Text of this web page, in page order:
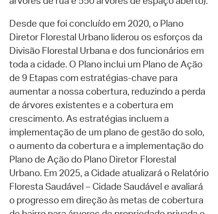
Desde que foi concluído em 2020, o Plano
Diretor Florestal Urbano liderou os esforços da
Divisão Florestal Urbana e dos funcionários em
toda a cidade. O Plano inclui um Plano de Ação
de 9 Etapas com estratégias-chave para
aumentar a nossa cobertura, reduzindo a perda
de árvores existentes e a cobertura em
crescimento. As estratégias incluem a
implementação de um plano de gestão do solo,
o aumento da cobertura e a implementação do
Plano de Ação do Plano Diretor Florestal
Urbano. Em 2025, a Cidade atualizará o Relatório
Floresta Saudável – Cidade Saudável e avaliará
o progresso em direção às metas de cobertura